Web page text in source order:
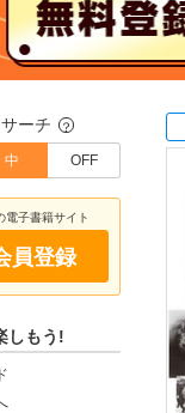
ーチ ？
中 OFF
電子書籍サイト
員登録
しもう!